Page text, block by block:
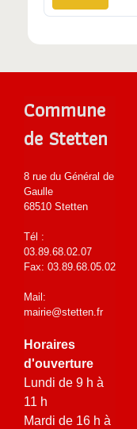
Commune
de Stetten
8 rue du Général de
Gaulle
68510 Stetten
Tél :
03.89.68.02.07
Fax: 03.89.68.05.02
Mail:
mairie@stetten.fr
Horaires
d'ouverture
Lundi de 9 h à
11 h
Mardi de 16 h à